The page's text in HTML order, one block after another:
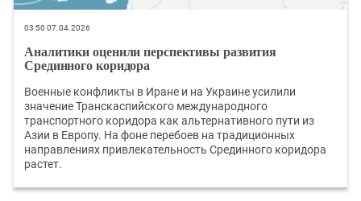
03:50 07.04.2026
Аналитики оценили перспективы развития
Срединного коридора
Военные конфликты в Иране и на Украине усилили
значение Транскаспийского международного
транспортного коридора как альтернативного пути из
Азии в Европу. На фоне перебоев на традиционных
направлениях привлекательность Срединного коридора
растет.